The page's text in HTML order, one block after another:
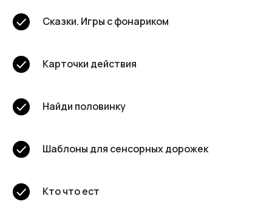
Сказки. Игры с фонариком
Карточки действия
Найди половинку
Шаблоны для сенсорных дорожек
Кто что ест